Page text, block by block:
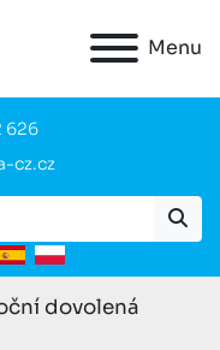
Menu
626
cz.cz
dovolená